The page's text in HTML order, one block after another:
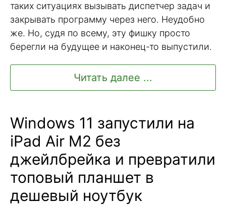
таких ситуациях вызывать диспетчер задач и
закрывать программу через него. Неудобно
же. Но, судя по всему, эту фишку просто
берегли на будущее и наконец-то выпустили.
Читать далее ...
Windows 11 запустили на
iPad Air M2 без
джейлбрейка и превратили
топовый планшет в
дешевый ноутбук